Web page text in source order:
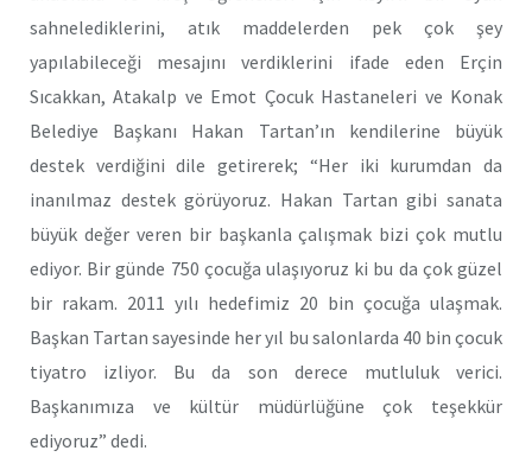
sahnelediklerini, atık maddelerden pek çok şey
yapılabileceği mesajını verdiklerini ifade eden Erçin
Sıcakkan, Atakalp ve Emot Çocuk Hastaneleri ve Konak
Belediye Başkanı Hakan Tartan’ın kendilerine büyük
destek verdiğini dile getirerek; “Her iki kurumdan da
inanılmaz destek görüyoruz. Hakan Tartan gibi sanata
büyük değer veren bir başkanla çalışmak bizi çok mutlu
ediyor. Bir günde 750 çocuğa ulaşıyoruz ki bu da çok güzel
bir rakam. 2011 yılı hedefimiz 20 bin çocuğa ulaşmak.
Başkan Tartan sayesinde her yıl bu salonlarda 40 bin çocuk
tiyatro izliyor. Bu da son derece mutluluk verici.
Başkanımıza ve kültür müdürlüğüne çok teşekkür
ediyoruz” dedi.